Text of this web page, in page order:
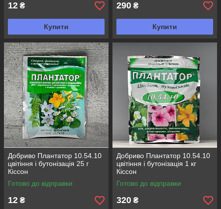
12 ₴
Купити
290 ₴
Купити
Добриво Плантатор 10.54.10
цвітіння і бутонізація 25 г
Кіссон
Готово до відправки
12 ₴
Добриво Плантатор 10.54.10
цвітіння і бутонізація 1 кг
Кіссон
Готово до відправки
320 ₴